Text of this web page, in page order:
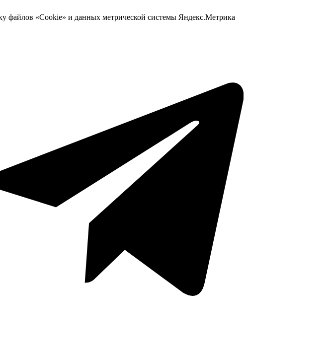
файлов «Cookie» и данных метрической системы Яндекс.Метрика